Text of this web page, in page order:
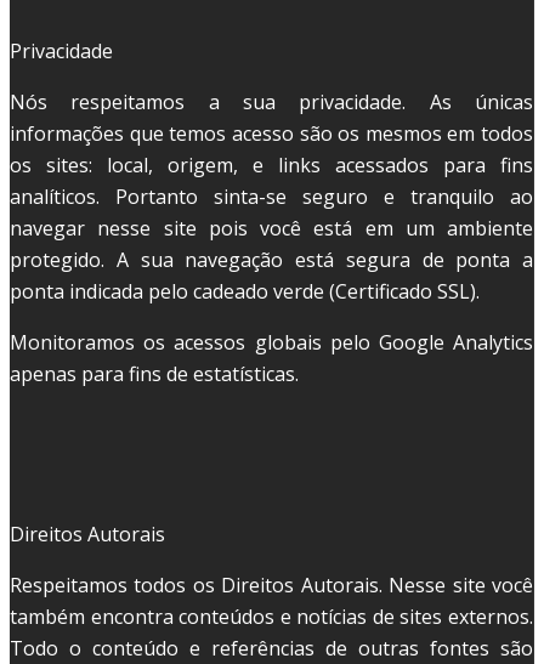
Privacidade
Nós respeitamos a sua privacidade. As únicas
informações que temos acesso são os mesmos em todos
os sites: local, origem, e links acessados para fins
analíticos. Portanto sinta-se seguro e tranquilo ao
navegar nesse site pois você está em um ambiente
protegido. A sua navegação está segura de ponta a
ponta indicada pelo cadeado verde (Certificado SSL).
Monitoramos os acessos globais pelo Google Analytics
apenas para fins de estatísticas.
Direitos Autorais
Respeitamos todos os Direitos Autorais. Nesse site você
também encontra conteúdos e notícias de sites externos.
Todo o conteúdo e referências de outras fontes são